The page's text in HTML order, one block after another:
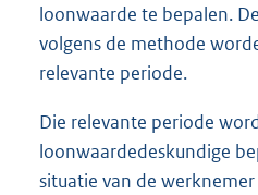
loonwaarde te bepalen.
volgens de methode
relevante periode.
Die relevante periode
loonwaardedeskundige
situatie van de